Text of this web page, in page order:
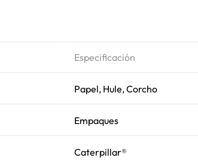
Especificación
Papel, Hule, Corcho
Empaques
Caterpillar®